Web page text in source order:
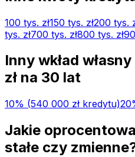
100 tys. zł150 tys. zł200 tys.
tys. zł700 tys. zł800 tys. zł
Inny wkład
zł na 30 lat
10% (540 000 zł kredytu)20
Jakie
stałe czy